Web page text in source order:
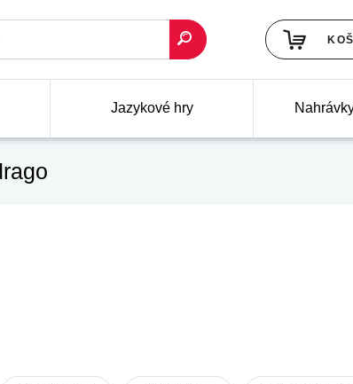
Jazykové hry